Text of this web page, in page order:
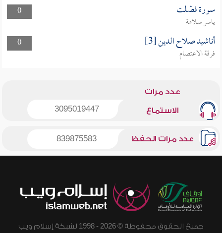
0
سورة فصّلت
ياسر سلامة
0
أناشيد صلاح الدين [3]
فرقة الاعتصام
عدد مرات
الاستماع 3095019447
عدد مرات الحفظ 839875583
جميع الحقوق محفوظة © 2026 - 1998 لشبكة إسلام ويب